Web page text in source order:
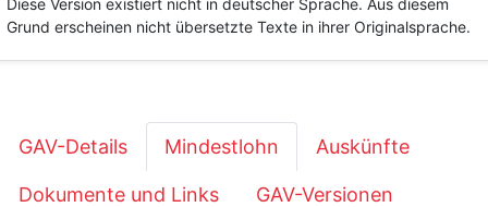
Diese Version existiert nicht in deutscher Sprache. Aus diesem
Grund erscheinen nicht übersetzte Texte in ihrer Originalsprache.
GAV-Details Mindestlohn Auskünfte
Dokumente und Links GAV-Versionen